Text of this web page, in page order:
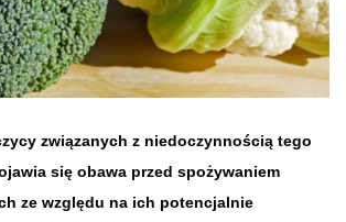
związanych z niedoczynnością tego
się obawa przed spożywaniem
ze względu na ich potencjalnie